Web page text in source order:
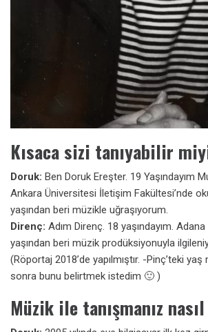
Kısaca sizi tanıyabilir
Doruk: Ben Doruk Ereşter. 19 Yaşındayım
Ankara Üniversitesi İletişim Fakültesi’nde
yaşından beri müzikle uğraşıyorum.
Direnç: Adım Direnç. 18 yaşındayım.
yaşından beri müzik prodüksiyonuyla
(Röportaj 2018’de yapılmıştır. -Pinç’teki
sonra bunu belirtmek istedim 🙂 )
Müzik ile tanışmanız